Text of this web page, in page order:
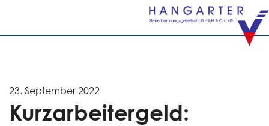
23. September 2022
Kurzar­beitergeld: